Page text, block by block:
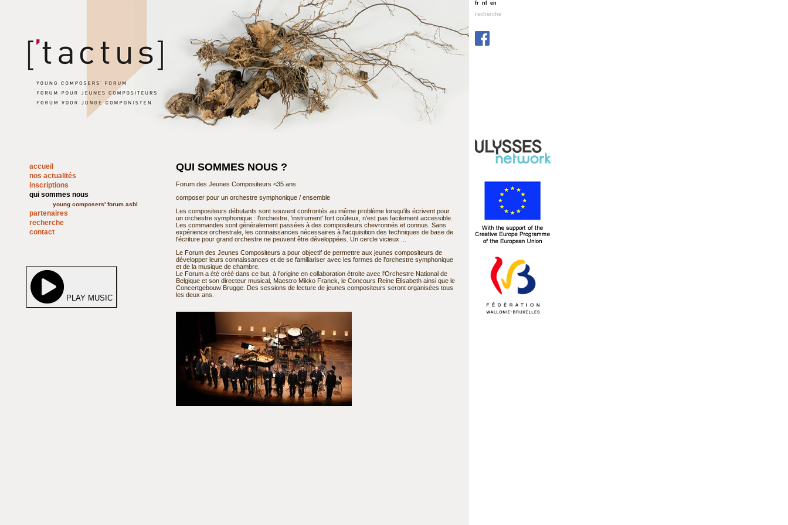
fr nl
en
recherche
accueil
nos actualités
inscriptions
qui sommes nous
young composers' forum asbl
partenaires
recherche
contact
QUI SOMMES NOUS ?
Forum des Jeunes Compositeurs <35 ans
composer pour un orchestre symphonique / ensemble
Les compositeurs débutants sont souvent confrontés au même problème lorsqu'ils écrivent pour
un orchestre symphonique : l'orchestre, 'instrument' fort coûteux, n'est pas facilement accessible.
Les commandes sont généralement passées à des compositeurs chevronnés et connus. Sans
expérience orchestrale, les connaissances nécessaires à l'acquisition des techniques de base de
l'écriture pour grand orchestre ne peuvent être développées. Un cercle vicieux ...
Le Forum des Jeunes Compositeurs a pour objectif de permettre aux jeunes compositeurs de
développer leurs connaissances et de se familiariser avec les formes de l'orchestre symphonique
et de la musique de chambre.
Le Forum a été créé dans ce but, à l'origine en collaboration étroite avec l'Orchestre National de
Belgique et son directeur musical, Maestro Mikko Franck, le Concours Reine Elisabeth ainsi que le
Concertgebouw Brugge. Des sessions de lecture de jeunes compositeurs seront organisées tous
les deux ans.
PLAY MUSIC